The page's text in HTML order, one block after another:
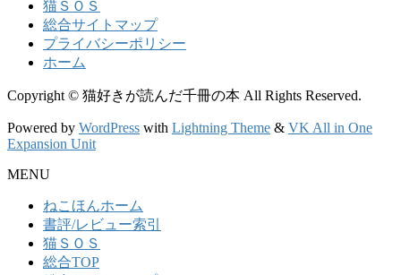
猫ＳＯＳ
総合サイトマップ
プライバシーポリシー
ホーム
Copyright © 猫好きが読んだ千冊の本 All Rights Reserved.
Powered by WordPress with Lightning Theme & VK All in One
Expansion Unit
MENU
ねこほんホーム
書評/レビュー索引
猫ＳＯＳ
総合TOP